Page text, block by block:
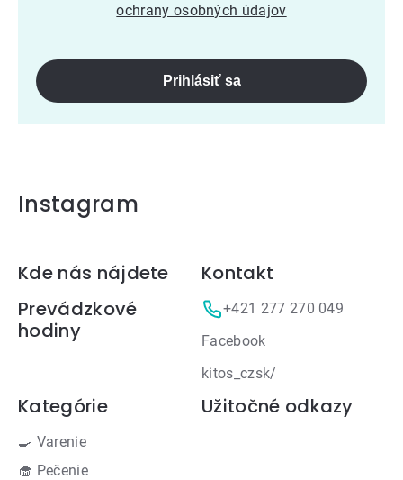
ochrany osobných údajov
Prihlásiť sa
Instagram
Zápätie
Kde nás nájdete
Prevádzkové
hodiny
Kontakt
+421 277 270 049
Facebook
kitos_czsk/
Kategórie
🍳 Varenie
🧁 Pečenie
Užitočné odkazy